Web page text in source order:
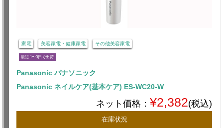
家電 美容家電・健康家電 その他美容家電
最短 1〜3日で出荷
Panasonic パナソニック
Panasonic ネイルケア(基本ケア) ES-WC20-W
ネット価格： ¥2,382(税込)
在庫状況